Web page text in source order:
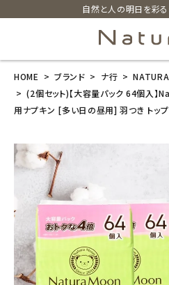
自然と人の明日を彩る
(2個セット)【大
容量パック 64
個入】NaturaM
oon(ナチュラ
HOME ブランド ナ行
(2個セット)【大容量パック 64個入】
用ナプキン [多い日の昼用] 羽つき トッ